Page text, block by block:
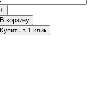
В корзину
Купить в 1 клик